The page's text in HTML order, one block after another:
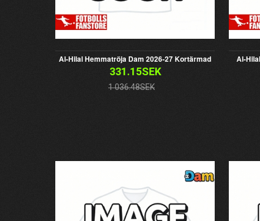
Al-Hilal Hemmatröja Dam 2026-27 Kortärmad
331.15SEK
1 036.48SEK
Al-